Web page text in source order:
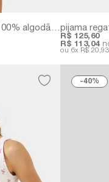
pijama feminino regata cats | 100% algodão com estampa de gatinhos
R$ 113,04
R$ 125,60
6x R$ 20,93
40%